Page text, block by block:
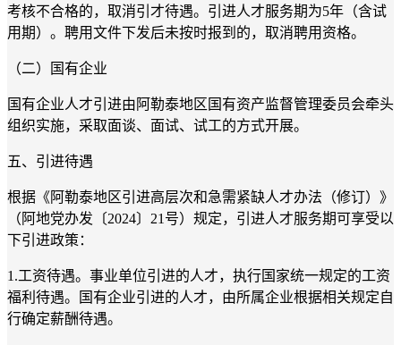
考核不合格的，取消引才待遇。引进人才服务期为5年（含试
用期）。聘用文件下发后未按时报到的，取消聘用资格。
（二）国有企业
国有企业人才引进由阿勒泰地区国有资产监督管理委员会牵头
组织实施，采取面谈、面试、试工的方式开展。
五、引进待遇
根据《阿勒泰地区引进高层次和急需紧缺人才办法（修订）》
（阿地党办发〔2024〕 21 号）规定，引进人才服务期可享受以
下引进政策：
1.工资待遇。事业单位引进的人才，执行国家统一规定的工资
福利待遇。国有企业引进的人才，由所属企业根据相关规定自
行确定薪酬待遇。